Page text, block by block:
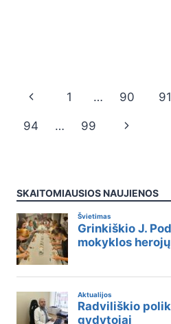
1 … 90 91
94 … 99
SKAITOMIAUSIOS NAUJIENOS